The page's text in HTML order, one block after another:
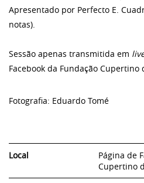
Apresentado por Perfecto E.
notas).
Sessão apenas transmitida em
Facebook da Fundação
Fotografia: Eduardo Tomé
Local
Página de
Cupertino